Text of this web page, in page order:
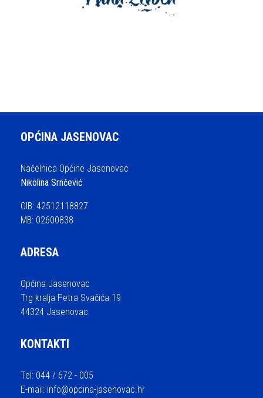
OPĆINA JASENOVAC
Načelnica Općine Jasenovac
Nikolina Srnčević
OIB: 42512118827
MB: 02600838
ADRESA
Općina Jasenovac
Trg kralja Petra Svačića 19
44324 Jasenovac
KONTAKTI
Tel: 044 / 672 - 005
E-mail: info@opcina-jasenovac.hr